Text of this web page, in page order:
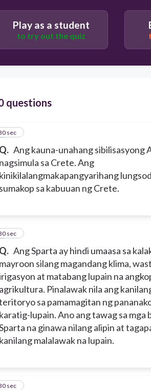
Knossos
Play as a student
to try out the quiz
questions
Q. Ang kauna-unahang sibilisasyong
nagsimula sa Crete. Ang
kinikilalangmakapangyarihang
sumakop sa kabuuan ng Crete.
sec
Q. Ang Sparta ay hindi umaasa sa
mayroon silang magandang klima,
at matabang lupain na
agrikultura. Pinalawak nila ang
sa pamamagitan ng
karatig-lupain. Ano ang tawag sa mga
na ginawa nilang alipin at
kanilang malalawak na lupain.
sec
sec